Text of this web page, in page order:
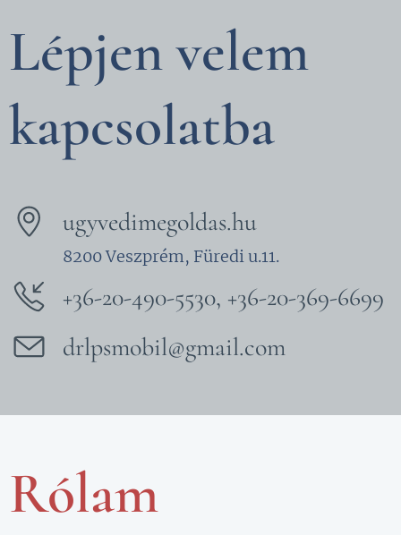
Lépjen velem
kapcsolatba
ugyvedimegoldas.hu
8200 Veszprém, Füredi u.11.
+36-20-490-5530, +36-20-369-6699
drlpsmobil@gmail.com
Rólam